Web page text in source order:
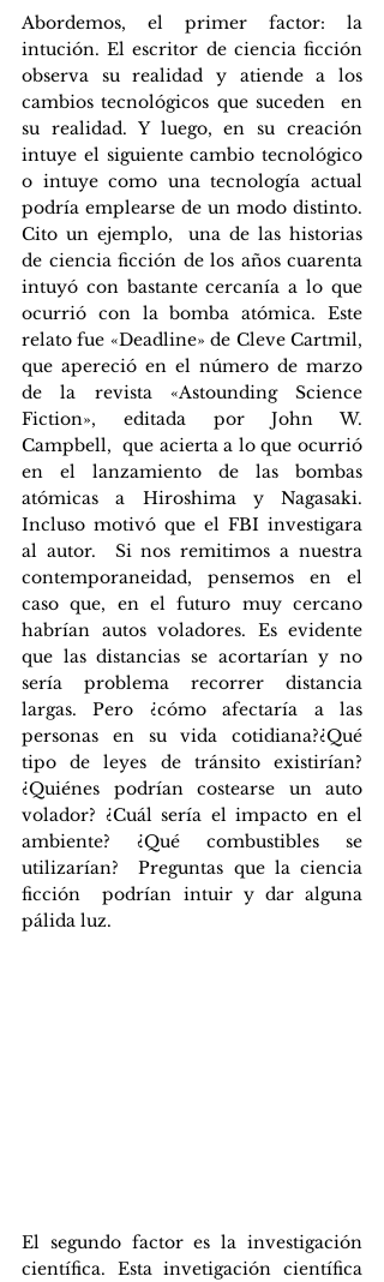
Abordemos, el primer factor: la
intución. El escritor de ciencia ficción
observa su realidad y atiende a los
cambios tecnológicos que suceden  en
su realidad. Y luego, en su creación
intuye el siguiente cambio tecnológico
o intuye como una tecnología actual
podría emplearse de un modo distinto.
Cito un ejemplo,  una de las historias
de ciencia ficción de los años cuarenta
intuyó con bastante cercanía a lo que
ocurrió con la bomba atómica. Este
relato fue «Deadline» de Cleve Cartmil,
que apereció en el número de marzo
de la revista «Astounding Science
Fiction», editada por John W.
Campbell,  que acierta a lo que ocurrió
en el lanzamiento de las bombas
atómicas a Hiroshima y Nagasaki.
Incluso motivó que el FBI investigara
al autor.  Si nos remitimos a nuestra
contemporaneidad, pensemos en el
caso que, en el futuro muy cercano
habrían autos voladores. Es evidente
que las distancias se acortarían y no
sería problema recorrer distancia
largas. Pero ¿cómo afectaría a las
personas en su vida cotidiana?¿Qué
tipo de leyes de tránsito existirían?
¿Quiénes podrían costearse un auto
volador? ¿Cuál sería el impacto en el
ambiente? ¿Qué combustibles se
utilizarían?  Preguntas que la ciencia
ficción  podrían intuir y dar alguna
pálida luz.
El segundo factor es la investigación
científica. Esta invetigación científica